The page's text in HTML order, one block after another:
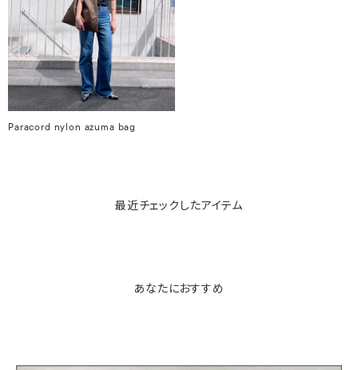
Paracord nylon azuma bag
最近チェックしたアイテム
あなたにおすすめ